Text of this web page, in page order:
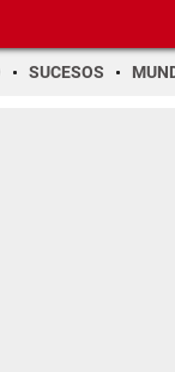
SUCESOS